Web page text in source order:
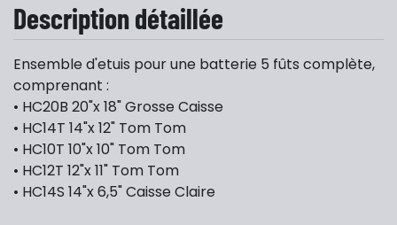
Description détaillée
Ensemble d'etuis pour une batterie 5 fûts complète,
comprenant :
• HC20B 20"x 18" Grosse Caisse
• HC14T 14"x 12" Tom Tom
• HC10T 10"x 10" Tom Tom
• HC12T 12"x 11" Tom Tom
• HC14S 14"x 6,5" Caisse Claire